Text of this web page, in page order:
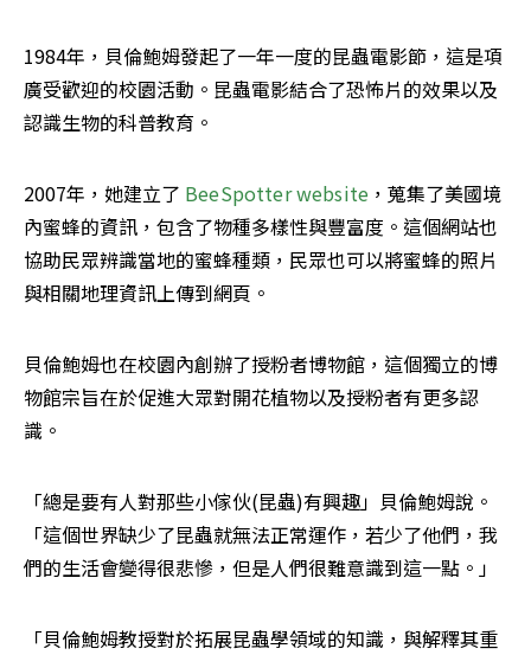
1984年，貝倫鮑姆發起了一年一度的昆蟲電影節，這是項
廣受歡迎的校園活動。昆蟲電影結合了恐怖片的效果以及
認識生物的科普教育。
2007年，她建立了 BeeSpotter website ，蒐集了美國境
內蜜蜂的資訊，包含了物種多樣性與豐富度。這個網站也
協助民眾辨識當地的蜜蜂種類，民眾也可以將蜜蜂的照片
與相關地理資訊上傳到網頁。
貝倫鮑姆也在校園內創辦了授粉者博物館，這個獨立的博
物館宗旨在於促進大眾對開花植物以及授粉者有更多認
識。
「總是要有人對那些小傢伙(昆蟲)有興趣」貝倫鮑姆說。
「這個世界缺少了昆蟲就無法正常運作，若少了他們，我
們的生活會變得很悲慘，但是人們很難意識到這一點。」
「貝倫鮑姆教授對於拓展昆蟲學領域的知識，與解釋其重